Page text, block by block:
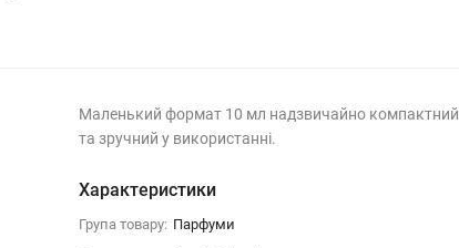
Маленький формат 10 мл надзвичайно компактний
та зручний у використанні.
Характеристики
Група товару: Парфуми